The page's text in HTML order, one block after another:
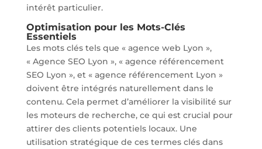
intérêt particulier.
Optimisation pour les Mots-Clés
Essentiels
Les mots clés tels que « agence web Lyon »,
« Agence SEO Lyon », « agence référencement
SEO Lyon », et « agence référencement Lyon »
doivent être intégrés naturellement dans le
contenu. Cela permet d’améliorer la visibilité sur
les moteurs de recherche, ce qui est crucial pour
attirer des clients potentiels locaux. Une
utilisation stratégique de ces termes clés dans